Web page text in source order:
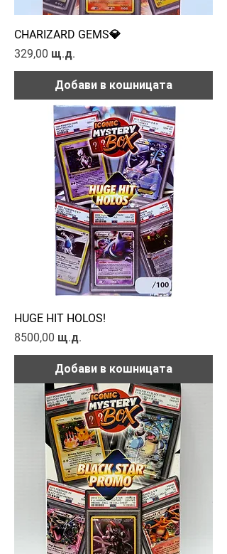
CHARIZARD GEMS💎
Цена
329,00 щ.д.
Добави в кошницата
HUGE HIT HOLOS!
Цена
8500,00 щ.д.
Добави в кошницата